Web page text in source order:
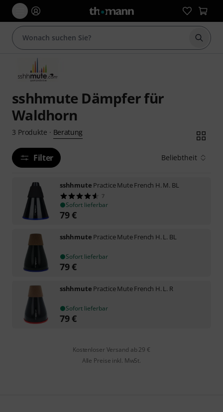
Suche
sshhmute Dämpfer für
Waldhorn
3 Produkte · Beratung
Filter Beliebtheit
sshhmute Practice Mute French H. M. BL
7
Sofort lieferbar
79€
sshhmute Practice Mute French H. L. BL
Sofort lieferbar
79€
sshhmute Practice Mute French H. L. R
Sofort lieferbar
79€
Kostenloser Versand ab 29 €
Alle Preise inkl. MwSt.